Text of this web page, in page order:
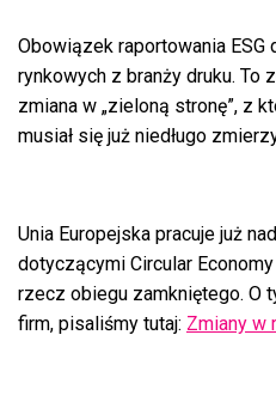
Obowiązek raportowania ESG
rynkowych z branży druku. To
zmiana w „zieloną stronę”, z
musiał się już niedługo
Unia Europejska pracuje już
dotyczącymi Circular
rzecz obiegu zamkniętego. O
firm, pisaliśmy tutaj: Zmiany w